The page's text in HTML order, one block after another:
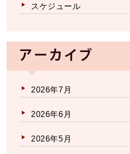
スケジュール
アーカイブ
2026年7月
2026年6月
2026年5月